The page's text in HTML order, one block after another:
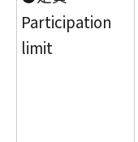
Participation
limit